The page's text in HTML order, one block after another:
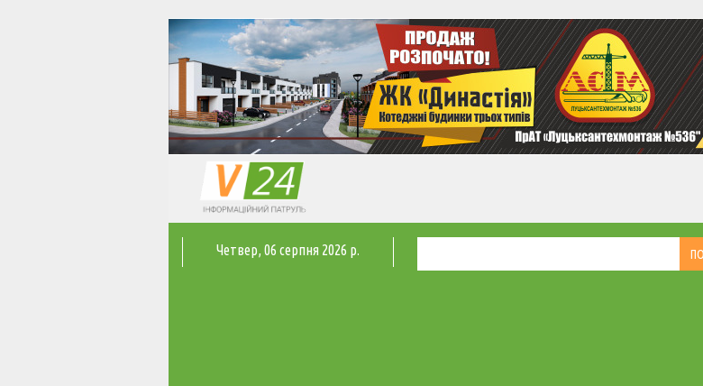
Четвер, 06 серпня 2026 р.